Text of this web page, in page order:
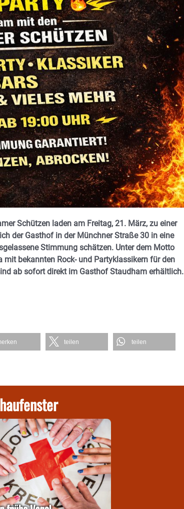
Schützen laden am Freitag, 21. März, zu einer
der Gasthof in der Münchner Straße 30 in eine
Stimmung schätzen. Unter dem Motto
mit bekannten Rock- und Partyklassikern für den
ab sofort direkt im Gasthof Staudham erhältlich.
teilen teilen